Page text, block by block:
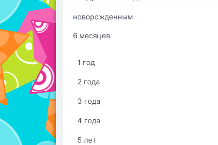
новорожденным
6 месяцев
1 год
2 года
3 года
4 года
5 лет